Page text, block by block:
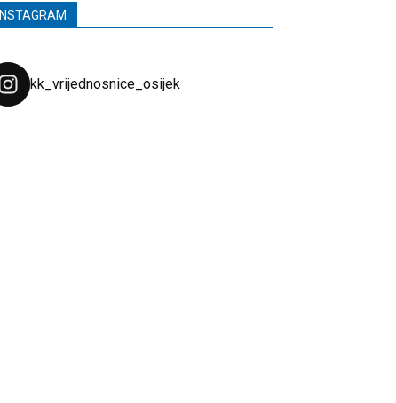
INSTAGRAM
kk_vrijednosnice_osijek